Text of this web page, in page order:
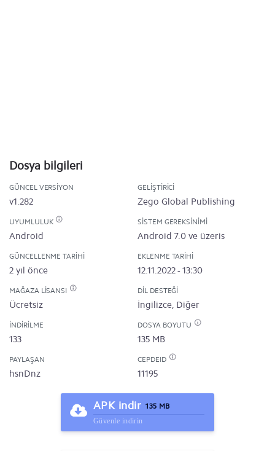
Dosya bilgileri
GÜNCEL VERSIYON
v1.282
GELIŞTIRICI
Zego Global Publishing
UYUMLULUK
Android
SISTEM GEREKSINIMI
Android 7.0 ve üzeris
GÜNCELLENME TARIHI
2 yıl önce
EKLENME TARIHI
12.11.2022 - 13:30
MAĞAZA LISANSI
Ücretsiz
DIL DESTEĞI
İngilizce, Diğer
İNDIRILME
133
DOSYA BOYUTU
135 MB
PAYLAŞAN
hsnDnz
CEPDEID
11195
APK indir 135 MB
Güvenle indirin